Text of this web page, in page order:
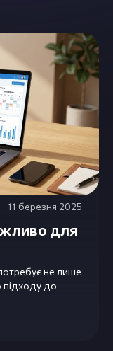
11 березня 2025
для
не лише
підходу до